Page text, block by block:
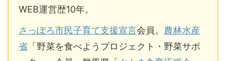
WEB運営歴10年。
さっぽろ市民子育て支援宣言会員。 農林水産
省 「野菜を食べようプロジェクト・野菜サポ